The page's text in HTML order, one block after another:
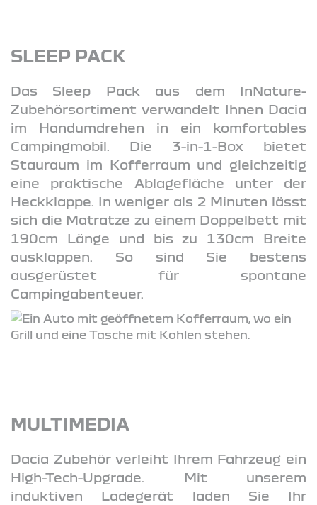
SLEEP PACK
Das Sleep Pack aus dem InNature-
Zubehörsortiment verwandelt Ihnen Dacia
im Handumdrehen in ein komfortables
Campingmobil. Die 3-in-1-Box bietet
Stauraum im Kofferraum und gleichzeitig
eine praktische Ablagefläche unter der
Heckklappe. In weniger als 2 Minuten lässt
sich die Matratze zu einem Doppelbett mit
190cm Länge und bis zu 130cm Breite
ausklappen. So sind Sie bestens
ausgerüstet für spontane
Campingabenteuer.
MULTIMEDIA
Dacia Zubehör verleiht Ihrem Fahrzeug ein
High-Tech-Upgrade. Mit unserem
induktiven Ladegerät laden Sie Ihr